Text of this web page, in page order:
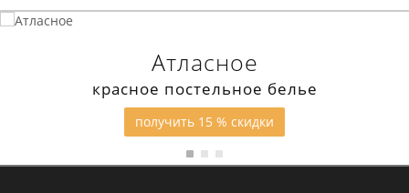
Атласное
красное постельное белье
получить 15 % скидки